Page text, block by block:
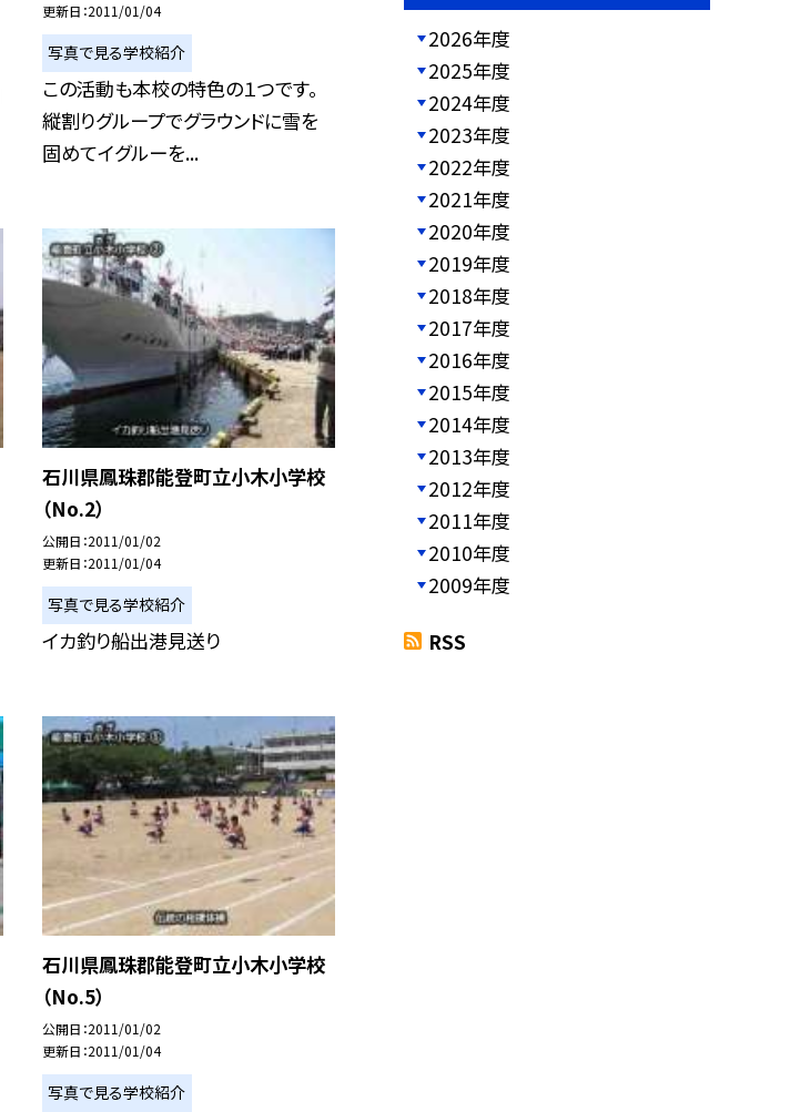
更新日 2011/01/04
写真で見る学校紹介
この活動も本校の特色の１つです。
縦割りグループでグラウンドに雪を
固めてイグルーを...
石川県鳳珠郡能登町立小木小学校
（No.2）
公開日 2011/01/02
更新日 2011/01/04
写真で見る学校紹介
イカ釣り船出港見送り
石川県鳳珠郡能登町立小木小学校
（No.5）
公開日 2011/01/02
更新日 2011/01/04
写真で見る学校紹介
2026年度
2025年度
2024年度
2023年度
2022年度
2021年度
2020年度
2019年度
2018年度
2017年度
2016年度
2015年度
2014年度
2013年度
2012年度
2011年度
2010年度
2009年度
RSS